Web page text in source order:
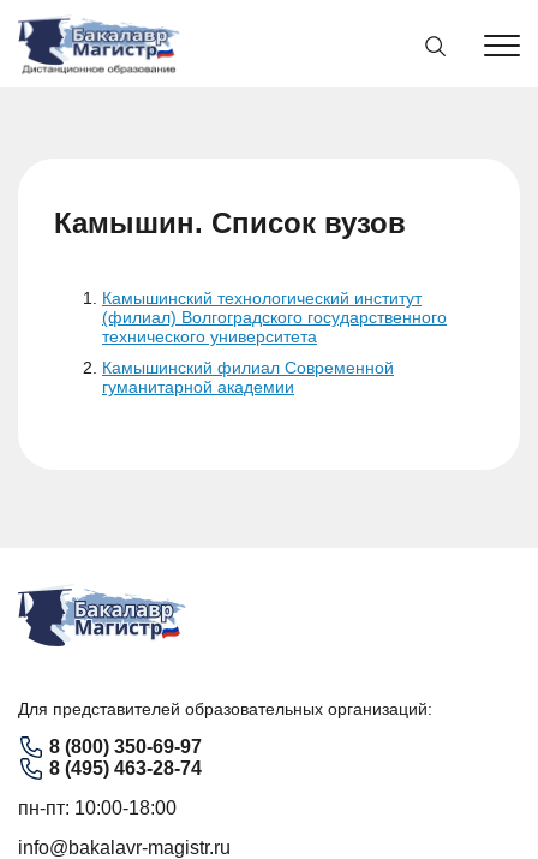
Камышин. Список вузов
Камышинский технологический институт
(филиал) Волгоградского государственного
технического университета
Камышинский филиал Современной
гуманитарной академии
Для представителей образовательных организаций:
8 (800) 350-69-97
8 (495) 463-28-74
пн-пт: 10:00-18:00
info@bakalavr-magistr.ru